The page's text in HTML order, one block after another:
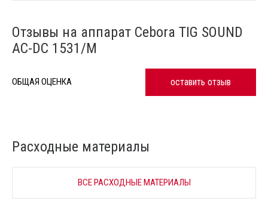
Отзывы на аппарат Cebora TIG SOUND
AC-DC 1531/M
ОБЩАЯ ОЦЕНКА оставить отзыв
Расходные материалы
ВСЕ РАСХОДНЫЕ МАТЕРИАЛЫ